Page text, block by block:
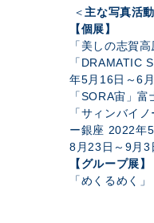
＜ 主な写真活
【個展】
「美しの志賀
「 DRAMATIC
年5月 16日～6 月
「SORA宙」富
「サィンバイノ
ー銀座 2022年5
8 月 23 日～ 9月3
【グループ展】
「めくるめく」